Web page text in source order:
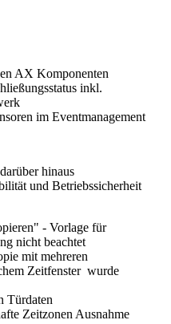
AX Komponenten
inkl.
im Eventmanagement
hinaus
und Betriebssicherheit
- Vorlage für
nicht beachtet
mit mehreren
Zeitfenster wurde
Türdaten
Zeitzonen Ausnahme